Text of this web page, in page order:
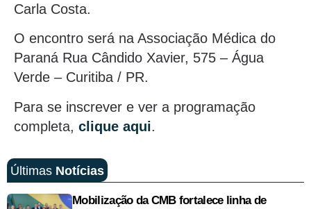
Carla Costa.
O encontro será na Associação Médica do
Paraná Rua Cândido Xavier, 575 – Água
Verde – Curitiba / PR.
Para se inscrever e ver a programação
completa, clique aqui.
Últimas Notícias
Mobilização da CMB fortalece linha de